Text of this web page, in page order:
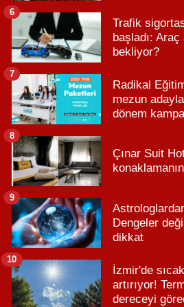
Trafik
başladı:
bekliyor?
6
Radikal
mezun
dönem
7
Çınar Suit
8
Dengeler
dikkat
9
İzmir'de
artırıyor!
dereceyi
10